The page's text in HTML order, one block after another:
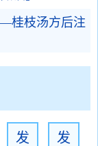
桂枝汤方后注
发
发